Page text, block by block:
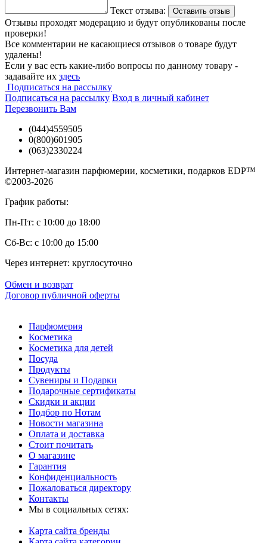
Линия парфюмов Pure Poison Elixir является продолжением
линииPure Poison
бренда Christian Dior.
Купить Christian Dior Pure Poison Elixir (Кристиан Диор Пур
Пуазон Эликсир) Вы можете в нашем интернет магазине в
Киеве, Одессе и по всей Украине. В наличии есть объемы - 30
ml, 50 ml, 100 ml, 1 ml и тестер - Tester. У нас легко заказать
женскую парфюмированную воду Christian Dior Pure Poison
Elixir бренда Кристиан Диор в Киеве - доставка для Вас будет
быстрой и выгодной!
Текст отзыва: Оставить отзыв
Отзывы проходят модерацию и будут опубликованы после
проверки!
Все комментарии не касающиеся отзывов о товаре будут
удалены!
Если у вас есть какие-либо вопросы по данному товару -
задавайте их здесь
Подписаться на рассылку
Подписаться на рассылку Вход в личный кабинет
Перезвонить Вам
(044)4559505
0(800)601905
(063)2330224
Интернет-магазин парфюмерии, косметики, подарков EDP™
©2003-2026
График работы:
Пн-Пт: с 10:00 до 18:00
Сб-Вс: с 10:00 до 15:00
Через интернет: круглосуточно
Обмен и возврат
Договор публичной оферты
Парфюмерия
Косметика
Косметика для детей
Посуда
Продукты
Сувениры и Подарки
Подарочные сертификаты
Скидки и акции
Подбор по Нотам
Новости магазина
Оплата и доставка
Стоит почитать
О магазине
Гарантия
Конфиденциальность
Пожаловаться директору
Контакты
Мы в социальных сетях:
Карта сайта бренды